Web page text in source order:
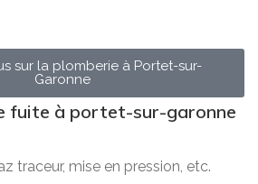
sur la plomberie à Portet-sur-
Garonne
fuite à portet-sur-garonne
traceur, mise en pression, etc.